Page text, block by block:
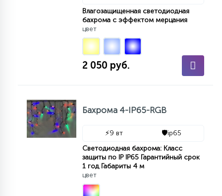
УПРАВЛЕНИЕ СВЕТОМ
КОМПЛЕКТУЮЩИЕ
ПОДВЕСНЫЕ
НАПОЛЬНЫЕ
Влагозащищенная светодиодная
бахрома с эффектом мерцания
цвет
2 050 руб.
Бахрома 4-IP65-RGB
⚡9 вт 🛡️ip65
Светодиодная бахрома: Класс
защиты по IP IP65 Гарантийный срок
1 год Габариты 4 м
цвет